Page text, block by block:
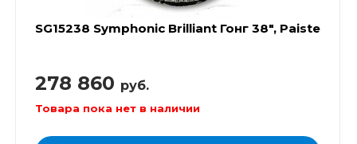
SG15238 Symphonic Brilliant Гонг 38", Paiste
278 860 руб.
Товара пока нет в наличии